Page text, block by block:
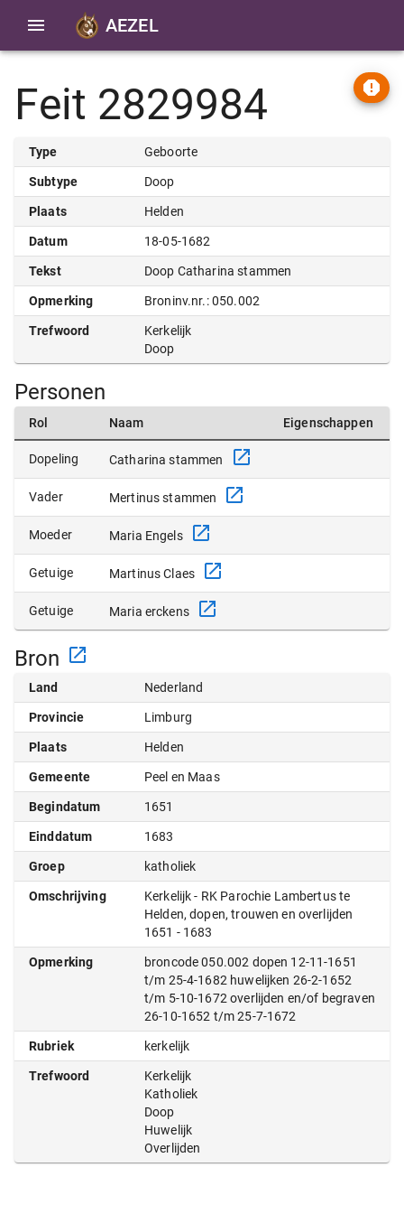
AEZEL
Feit 2829984
Type Geboorte
Subtype Doop
Plaats Helden
Datum 18-05-1682
Tekst Doop Catharina stammen
Opmerking Broninv.nr.: 050.002
Trefwoord
Kerkelijk
Doop
Personen
Rol Naam Eigenschappen
Dopeling Catharina stammen
Vader Mertinus stammen
Moeder Maria Engels
Getuige Martinus Claes
Getuige Maria erckens
Bron
Land Nederland
Provincie Limburg
Plaats Helden
Gemeente Peel en Maas
Begindatum 1651
Einddatum 1683
Groep katholiek
Omschrijving
Kerkelijk - RK Parochie Lambertus te
Helden, dopen, trouwen en overlijden
1651 - 1683
Opmerking
broncode 050.002 dopen 12-11-1651
t/m 25-4-1682 huwelijken 26-2-1652
t/m 5-10-1672 overlijden en/of begraven
26-10-1652 t/m 25-7-1672
Rubriek kerkelijk
Trefwoord
Kerkelijk
Katholiek
Doop
Huwelijk
Overlijden